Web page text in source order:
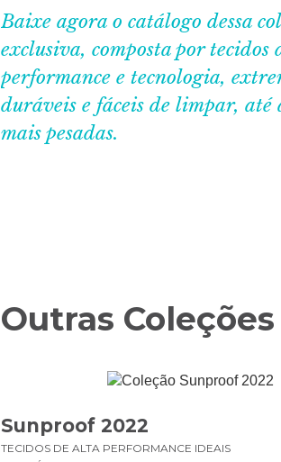
Baixe agora o catálogo dessa
exclusiva, composta por tecidos
performance e tecnologia,
duráveis e fáceis de limpar, até
mais pesadas.
Outras Coleções
Sunproof 2022
TECIDOS DE ALTA PERFORMANCE IDEAIS